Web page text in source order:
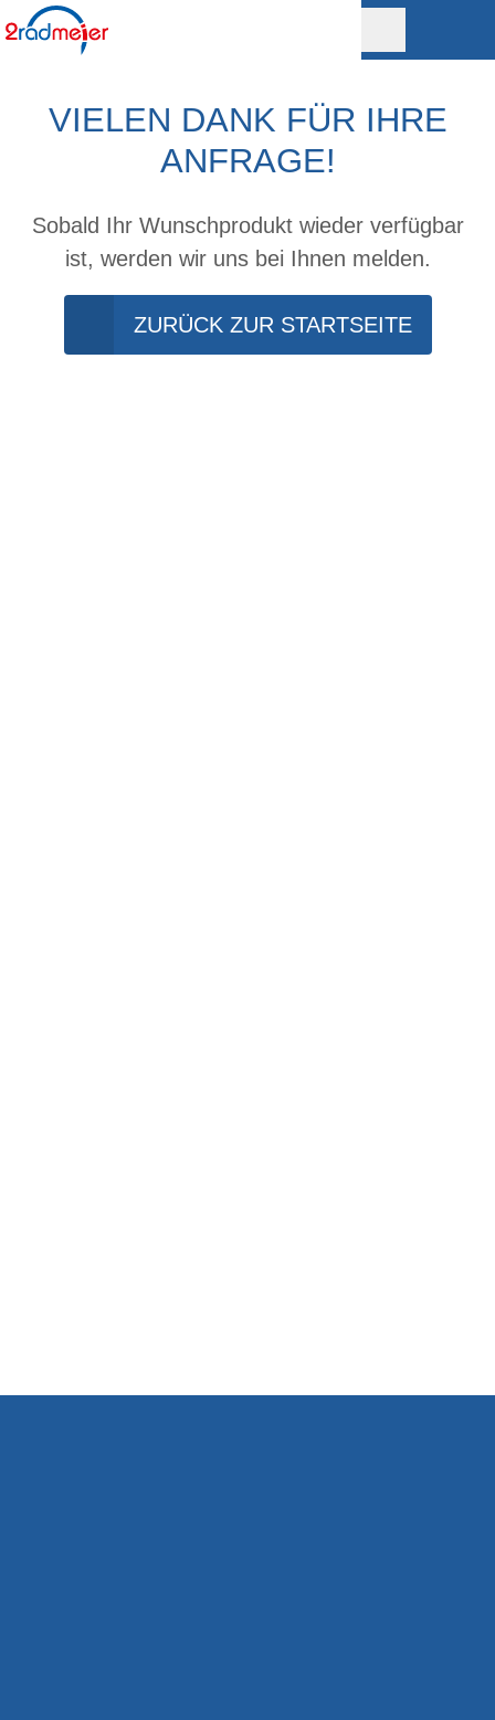
VIELEN DANK FÜR IHRE
ANFRAGE!
Sobald Ihr Wunschprodukt wieder verfügbar
ist, werden wir uns bei Ihnen melden.
ZURÜCK ZUR STARTSEITE